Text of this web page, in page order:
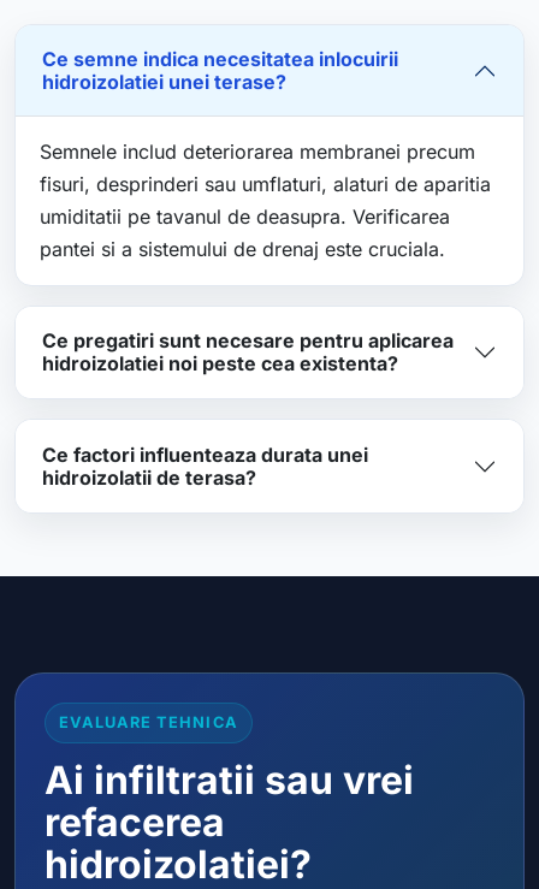
Ce semne indica necesitatea inlocuirii
hidroizolatiei unei terase?
Semnele includ deteriorarea membranei precum
fisuri, desprinderi sau umflaturi, alaturi de aparitia
umiditatii pe tavanul de deasupra. Verificarea
pantei si a sistemului de drenaj este cruciala.
Ce pregatiri sunt necesare pentru aplicarea
hidroizolatiei noi peste cea existenta?
Ce factori influenteaza durata unei
hidroizolatii de terasa?
EVALUARE TEHNICA
Ai infiltratii sau vrei
refacerea
hidroizolatiei?